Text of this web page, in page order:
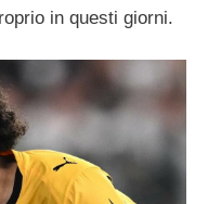
in questi giorni.